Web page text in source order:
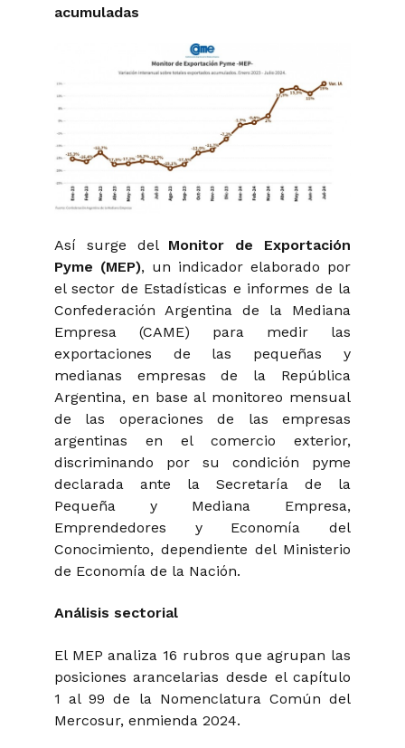
acumuladas
Así surge del Monitor de Exportación
Pyme (MEP), un indicador elaborado por
el sector de Estadísticas e informes de la
Confederación Argentina de la Mediana
Empresa (CAME) para medir las
exportaciones de las pequeñas y
medianas empresas de la República
Argentina, en base al monitoreo mensual
de las operaciones de las empresas
argentinas en el comercio exterior,
discriminando por su condición pyme
declarada ante la Secretaría de la
Pequeña y Mediana Empresa,
Emprendedores y Economía del
Conocimiento, dependiente del Ministerio
de Economía de la Nación.
Análisis sectorial
El MEP analiza 16 rubros que agrupan las
posiciones arancelarias desde el capítulo
1 al 99 de la Nomenclatura Común del
Mercosur, enmienda 2024.